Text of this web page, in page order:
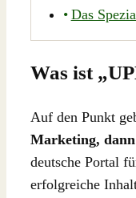
Das
Was ist
Auf den Punkt
Marketing,
deutsche Portal
erfolgreiche